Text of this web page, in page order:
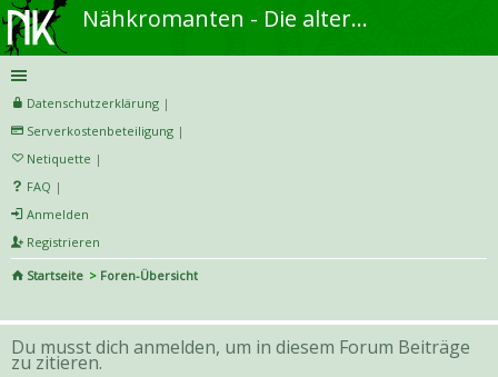
Nähkromanten - Die alternative Näh- und DIY-Community
Datenschutzerklärung |
Serverkostenbeteiligung |
Netiquette |
FAQ |
Anmelden
Registrieren
Startseite
Foren-Übersicht
uc
he
Du musst dich anmelden, um in diesem Forum Beiträge
zu zitieren.